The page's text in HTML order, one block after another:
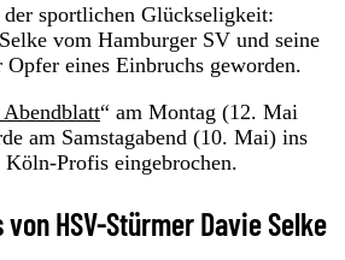
sportlichen Glückseligkeit:
vom Hamburger SV und seine
eines Einbruchs geworden.
“ am Montag (12. Mai
am Samstagabend (10. Mai) ins
Köln-Profis eingebrochen.
HSV-Stürmer Davie Selke